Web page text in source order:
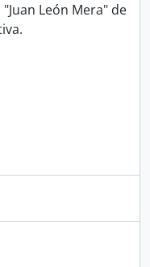
León Mera" de